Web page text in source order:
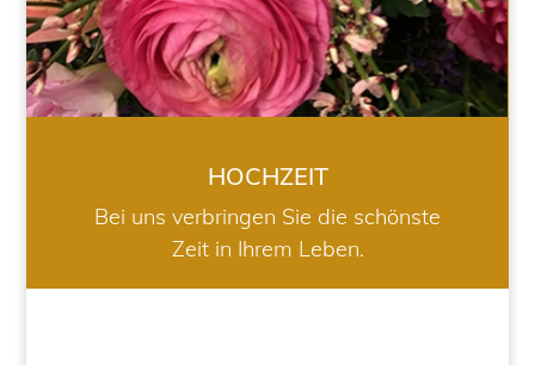
HOCHZEIT
Bei uns verbringen Sie die schönste
Zeit in Ihrem Leben.